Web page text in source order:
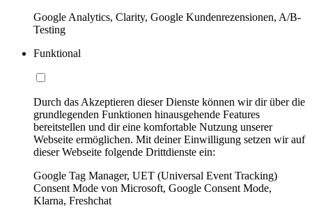
Google Analytics, Clarity, Google Kundenrezensionen, A/B-
Testing
Funktional
Durch das Akzeptieren dieser Dienste können wir dir über die
grundlegenden Funktionen hinausgehende Features
bereitstellen und dir eine komfortable Nutzung unserer
Webseite ermöglichen. Mit deiner Einwilligung setzen wir auf
dieser Webseite folgende Drittdienste ein:
Google Tag Manager, UET (Universal Event Tracking)
Consent Mode von Microsoft, Google Consent Mode,
Klarna, Freshchat